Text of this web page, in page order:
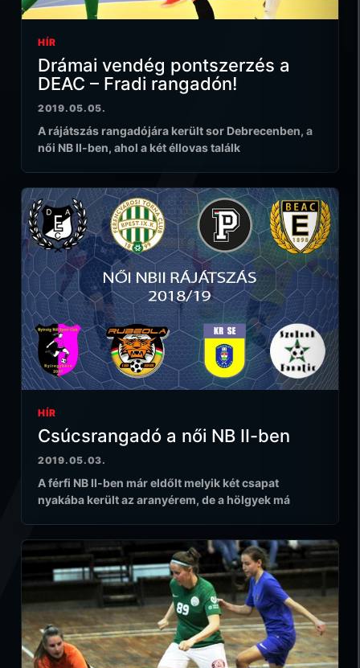
HÍR
Drámai vendég pontszerzés a
DEAC – Fradi rangadón!
2019.05.05.
A rájátszás rangadójára került sor Debrecenben, a
női NB II-ben, ahol a két éllovas találk
HÍR
Csúcsrangadó a női NB II-ben
2019.05.03.
A férfi NB II-ben már eldőlt melyik két csapat
nyakába került az aranyérem, de a hölgyek má